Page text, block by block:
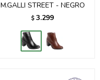
M.GALLI STREET - NEGRO
$ 3.299